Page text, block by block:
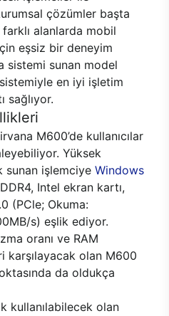
çözümler başta
alanlarda mobil
eşsiz bir deneyim
sistemi sunan model
en iyi işletim
sağlıyor.
M600’de kullanıcılar
Yüksek
sunan işlemciye Windows
Intel ekran kartı,
(PCle; Okuma:
s) eşlik ediyor.
oranı ve RAM
karşılayacak olan M600
da oldukça
kullanılabilecek olan